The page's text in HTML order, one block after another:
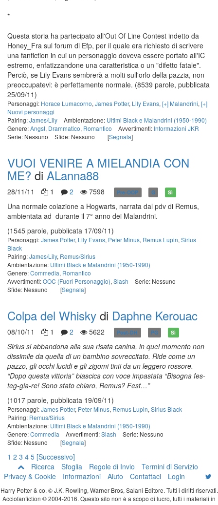
*
Questa storia ha partecipato all'Out Of Line Contest indetto da
Honey_Fra sul forum di Efp, per il quale era richiesto di scrivere
una fanfiction in cui un personaggio doveva essere portato all'IC
estremo, enfatizzandone una caratteristica o un "difetto fatale".
Perciò, se Lily Evans sembrerà a molti sull'orlo della pazzia, non
preoccupatevi: è perfettamente normale. (8539 parole, pubblicata
25/09/11)
Personaggi: Horace Lumacorno, James Potter, Lily Evans, [+] Malandrini, [+]
Nuovi personaggi
Pairing:James/Lily Ambientazione: Ultimi Black e Malandrini (1950-1990)
Genere:Angst, Drammatico, Romantico Avvertimenti: Informazioni JKR
Serie: Nessuno
Sfide: Nessuno [Segnala]
VUOI VENIRE A MIELANDIA CON
ME? di ALanna88
28/11/11 1 2 7598 Pre-OOP G Sì
Una normale colazione a Hogwarts, narrata dal pdv di Remus,
ambientata ad durante il 7° anno dei Malandrini.
(1545 parole, pubblicata 17/09/11)
Personaggi:James Potter, Lily Evans, Peter Minus, Remus Lupin, Sirius
Black
Pairing:James/Lily, Remus/Sirius
Ambientazione: Ultimi Black e Malandrini (1950-1990)
Genere:Commedia, Romantico
Avvertimenti:OOC (Fuori Personaggio), Slash
Serie: Nessuno
Sfide: Nessuno
[Segnala]
Colpa del Whisky di Daphne Kerouac
08/10/11 1 2 5622 Post-DH PG Sì
Sirius si abbandona alla sua risata canina, in quel momento non
dissimile da quella di un bambino sovreccitato. Ride come un
pazzo, gli occhi lucidi e gli zigomi tinti da un leggero rossore.
“Dopo questa vittoria” biascica con voce impastata “Bisogna fes-
teg-gia-re! Sono stato chiaro, Remus? Fest…”
(1017 parole, pubblicata 19/09/11)
Personaggi:James Potter, Peter Minus, Remus Lupin, Sirius Black
Pairing: Remus/Sirius
Ambientazione: Ultimi Black e Malandrini (1950-1990)
Genere:Commedia Avvertimenti:Slash
Serie: Nessuno
Sfide: Nessuno
[Segnala]
1 2 3 4 5 [Successivo]
Ricerca
Sfoglia Regole di Invio
Termini di Servizio
Privacy & Cookie
Informazioni Aiuto Contattaci Login
Harry Potter & co. © J.K. Rowling, Warner Bros, Salani Editore. Tutti i diritti riservati.
Acciofanfiction © 2004-2016. Questo sito non è a scopo di lucro, tutti i materiali in